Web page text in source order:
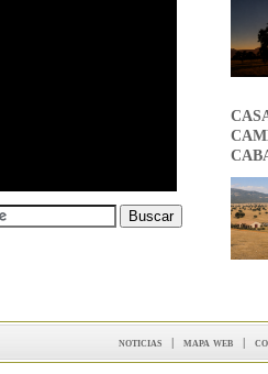
noticias | mapa web |